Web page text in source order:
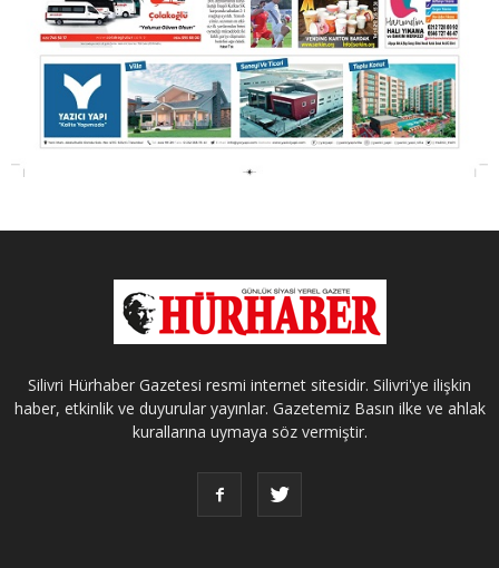
Silivri Hürhaber Gazetesi resmi internet sitesidir. Silivri'ye ilişkin
haber, etkinlik ve duyurular yayınlar. Gazetemiz Basın ilke ve ahlak
kurallarına uymaya söz vermiştir.